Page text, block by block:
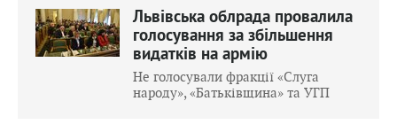
Львівська облрада провалила
голосування за збільшення
видатків на армію
Не голосували фракції «Слуга
народу», «Батьківщина» та УГП